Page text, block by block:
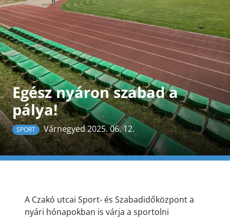
Egész nyáron szabad a
pálya!
SPORT Várnegyed 2025. 06. 12.
A Czakó utcai Sport- és Szabadidőközpont a
nyári hónapokban is várja a sportolni